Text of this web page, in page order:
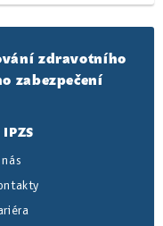
zdravotního
zabezpečení
IPZS